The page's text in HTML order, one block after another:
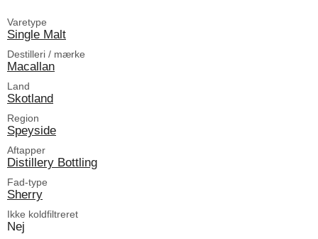
Varetype
Single Malt
Destilleri / mærke
Macallan
Land
Skotland
Region
Speyside
Aftapper
Distillery Bottling
Fad-type
Sherry
Ikke koldfiltreret
Nej